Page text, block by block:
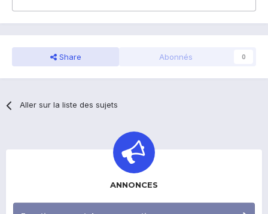
Share Abonnés 0
Aller sur la liste des sujets
ANNONCES